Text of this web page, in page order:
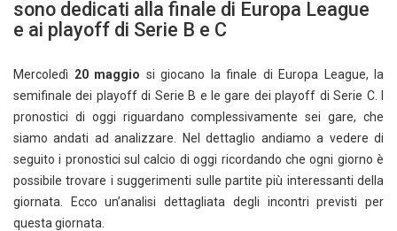
sono dedicati alla finale di Europa League
e ai playoff di Serie B e C
Mercoledì 20 maggio si giocano la finale di Europa League, la
semifinale dei playoff di Serie B e le gare dei playoff di Serie C. I
pronostici di oggi riguardano complessivamente sei gare, che
siamo andati ad analizzare. Nel dettaglio andiamo a vedere di
seguito i pronostici sul calcio di oggi ricordando che ogni giorno è
possibile trovare i suggerimenti sulle partite più interessanti della
giornata. Ecco un’analisi dettagliata degli incontri previsti per
questa giornata.